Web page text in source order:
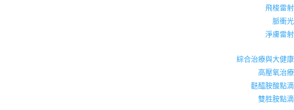
飛梭雷射
脈衝光
淨膚雷射
綜合治療與大健康
高壓氧治療
麩醯胺酸點滴
雙胜胺點滴